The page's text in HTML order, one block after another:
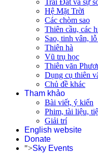
Trái Đất và sự
Hệ Mặt Trời
Các chòm sao
Thiên cầu, các
Sao, tinh vân,
Thiên hà
Vũ trụ học
Thiên văn
Dụng cụ thiên
Chủ đề khác
Tham khảo
Bài viết, ý kiến
Phim, tài liệu,
Giải trí
English website
Donate
">Sky Events